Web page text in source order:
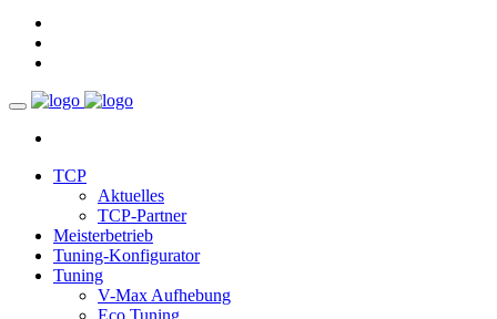
TCP
Aktuelles
TCP-Partner
Meisterbetrieb
Tuning-Konfigurator
Tuning
V-Max Aufhebung
Eco Tuning